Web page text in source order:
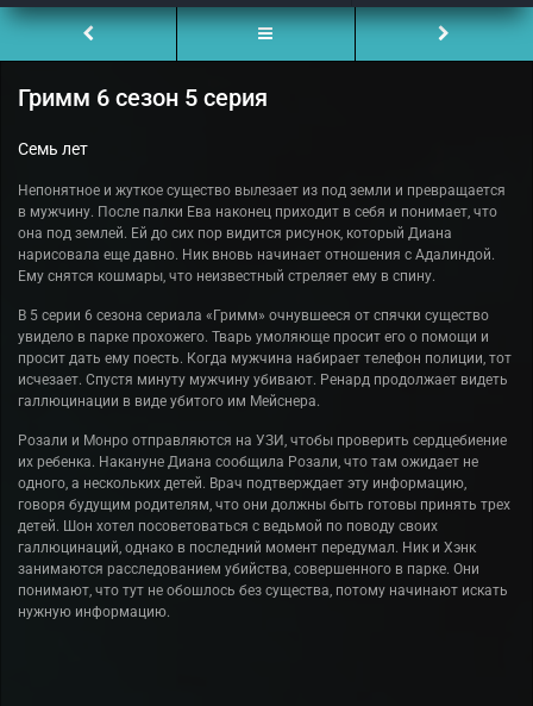
Гримм 6 сезон 5 серия
Семь лет
Непонятное и жуткое существо вылезает из под земли и превращается
в мужчину. После палки Ева наконец приходит в себя и понимает, что
она под землей. Ей до сих пор видится рисунок, который Диана
нарисовала еще давно. Ник вновь начинает отношения с Адалиндой.
Ему снятся кошмары, что неизвестный стреляет ему в спину.
В 5 серии 6 сезона сериала «Гримм» очнувшееся от спячки существо
увидело в парке прохожего. Тварь умоляюще просит его о помощи и
просит дать ему поесть. Когда мужчина набирает телефон полиции, тот
исчезает. Спустя минуту мужчину убивают. Ренард продолжает видеть
галлюцинации в виде убитого им Мейснера.
Розали и Монро отправляются на УЗИ, чтобы проверить сердцебиение
их ребенка. Накануне Диана сообщила Розали, что там ожидает не
одного, а нескольких детей. Врач подтверждает эту информацию,
говоря будущим родителям, что они должны быть готовы принять трех
детей. Шон хотел посоветоваться с ведьмой по поводу своих
галлюцинаций, однако в последний момент передумал. Ник и Хэнк
занимаются расследованием убийства, совершенного в парке. Они
понимают, что тут не обошлось без существа, потому начинают искать
нужную информацию.